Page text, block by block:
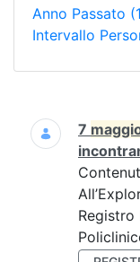
Anno Passato
Intervallo
Ricerca
7
Registro